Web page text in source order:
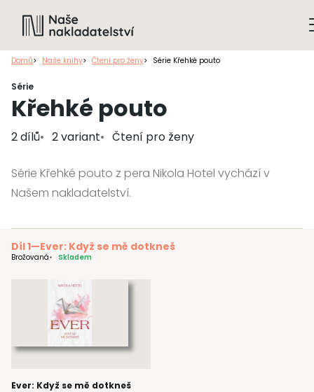
Domů Naše knihy Čtení pro ženy Série Křehké pouto
Série
Křehké pouto
2 dílů 2 variant Čtení pro ženy
Série Křehké pouto z pera Nikola Hotel vychází v
Našem nakladatelství.
Díl 1—Ever: Když se mě dotkneš
Brožovaná Skladem
Ever: Když se mě dotkneš